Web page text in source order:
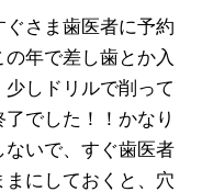
さま歯医者に予約
年で差し歯とか入
しドリルで削って
でした！！かなり
いで、すぐ歯医者
にしておくと、穴